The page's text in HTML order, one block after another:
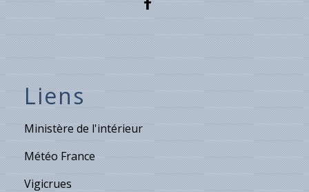
Liens
Ministère de l'intérieur
Météo France
Vigicrues